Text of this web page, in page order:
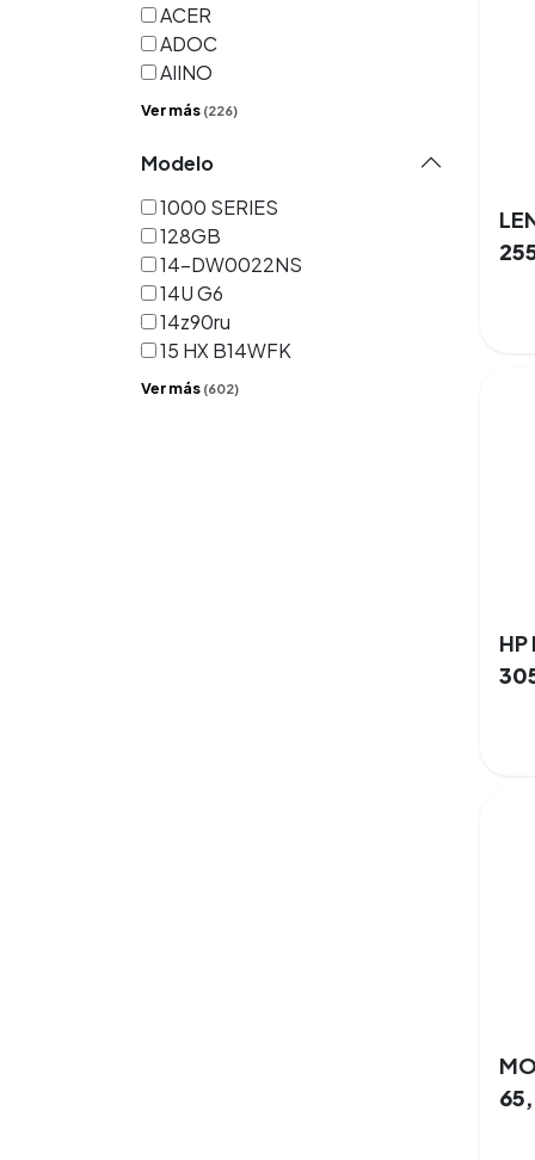
ACER
ADOC
AIINO
Ver más (226)
Modelo
1000 SERIES
128GB
14-DW0022NS
14U G6
14z90ru
15 HX B14WFK
Ver más (602)